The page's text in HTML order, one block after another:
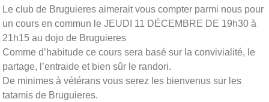
Le club de Bruguieres aimerait vous compter parmi nous pour
un cours en commun le JEUDI 11 DÉCEMBRE DE 19h30 à
21h15 au dojo de Bruguieres
Comme d’habitude ce cours sera basé sur la convivialité, le
partage, l’entraide et bien sûr le randori.
De minimes à vétérans vous serez les bienvenus sur les
tatamis de Bruguieres.